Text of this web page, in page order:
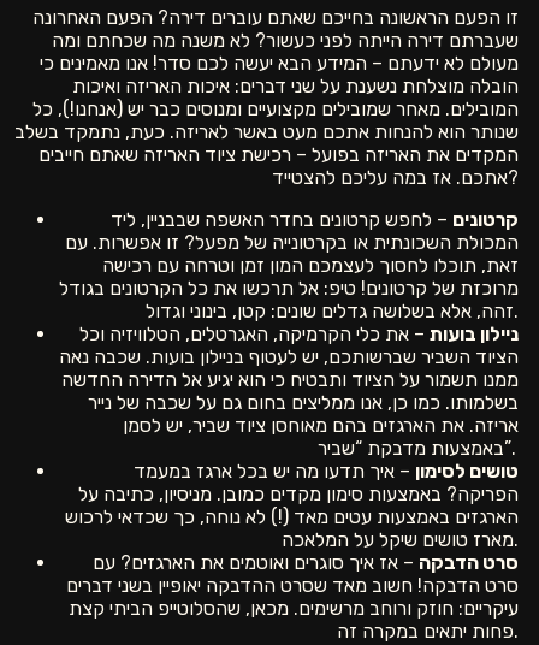
זו הפעם הראשונה בחייכם שאתם עוברים דירה? הפעם האחרונה
שעברתם דירה הייתה לפני כעשור? לא משנה מה שכחתם ומה
מעולם לא ידעתם – המידע הבא יעשה לכם סדר! אנו מאמינים כי
הובלה מוצלחת נשענת על שני דברים: איכות האריזה ואיכות
המובילים. מאחר שמובילים מקצועיים ומנוסים כבר יש (אנחנו!), כל
שנותר הוא להנחות אתכם מעט באשר לאריזה. כעת, נתמקד בשלב
המקדים את האריזה בפועל – רכישת ציוד האריזה שאתם חייבים
אתכם. אז במה עליכם להצטייד?
קרטונים – לחפש קרטונים בחדר האשפה שבבניין, ליד
המכולת השכונתית או בקרטונייה של מפעל? זו אפשרות. עם
זאת, תוכלו לחסוך לעצמכם המון זמן וטרחה עם רכישה
מרוכזת של קרטונים! טיפ: אל תרכשו את כל הקרטונים בגודל
זהה, אלא בשלושה גדלים שונים: קטן, בינוני וגדול.
ניילון בועות– את כלי הקרמיקה, האגרטלים, הטלוויזיה וכל
הציוד השביר שברשותכם, יש לעטוף בניילון בועות. שכבה נאה
ממנו תשמור על הציוד ותבטיח כי הוא יגיע אל הדירה החדשה
בשלמותו. כמו כן, אנו ממליצים בחום גם על שכבה של נייר
אריזה. את הארגזים בהם מאוחסן ציוד שביר, יש לסמן
באמצעות מדבקת “שביר”.
טושים לסימון – איך תדעו מה יש בכל ארגז במעמד
הפריקה? באמצעות סימון מקדים כמובן. מניסיון, כתיבה על
הארגזים באמצעות עטים מאד (!) לא נוחה, כך שכדאי לרכוש
מארז טושים שיקל על המלאכה.
סרט הדבקה – אז איך סוגרים ואוטמים את הארגזים? עם
סרט הדבקה! חשוב מאד שסרט ההדבקה יאופיין בשני דברים
עיקריים: חוזק ורוחב מרשימים. מכאן, שהסלוטייפ הביתי קצת
פחות יתאים במקרה זה.